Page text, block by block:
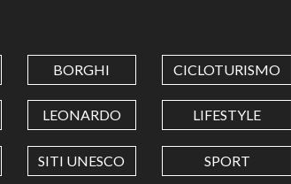
BORGHI CICLOTURISMO
LEONARDO LIFESTYLE
SITI UNESCO SPORT